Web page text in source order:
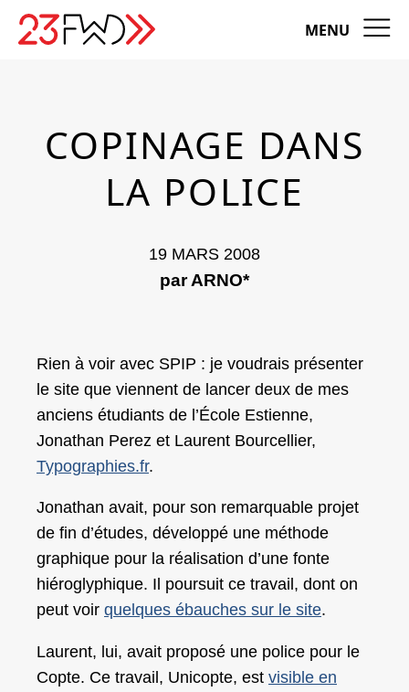
MENU
COPINAGE DANS
LA POLICE
19 MARS 2008
par ARNO*
Rien à voir avec SPIP : je voudrais présenter
le site que viennent de lancer deux de mes
anciens étudiants de l’École Estienne,
Jonathan Perez et Laurent Bourcellier,
Typographies.fr.
Jonathan avait, pour son remarquable projet
de fin d’études, développé une méthode
graphique pour la réalisation d’une fonte
hiéroglyphique. Il poursuit ce travail, dont on
peut voir quelques ébauches sur le site.
Laurent, lui, avait proposé une police pour le
Copte. Ce travail, Unicopte, est visible en